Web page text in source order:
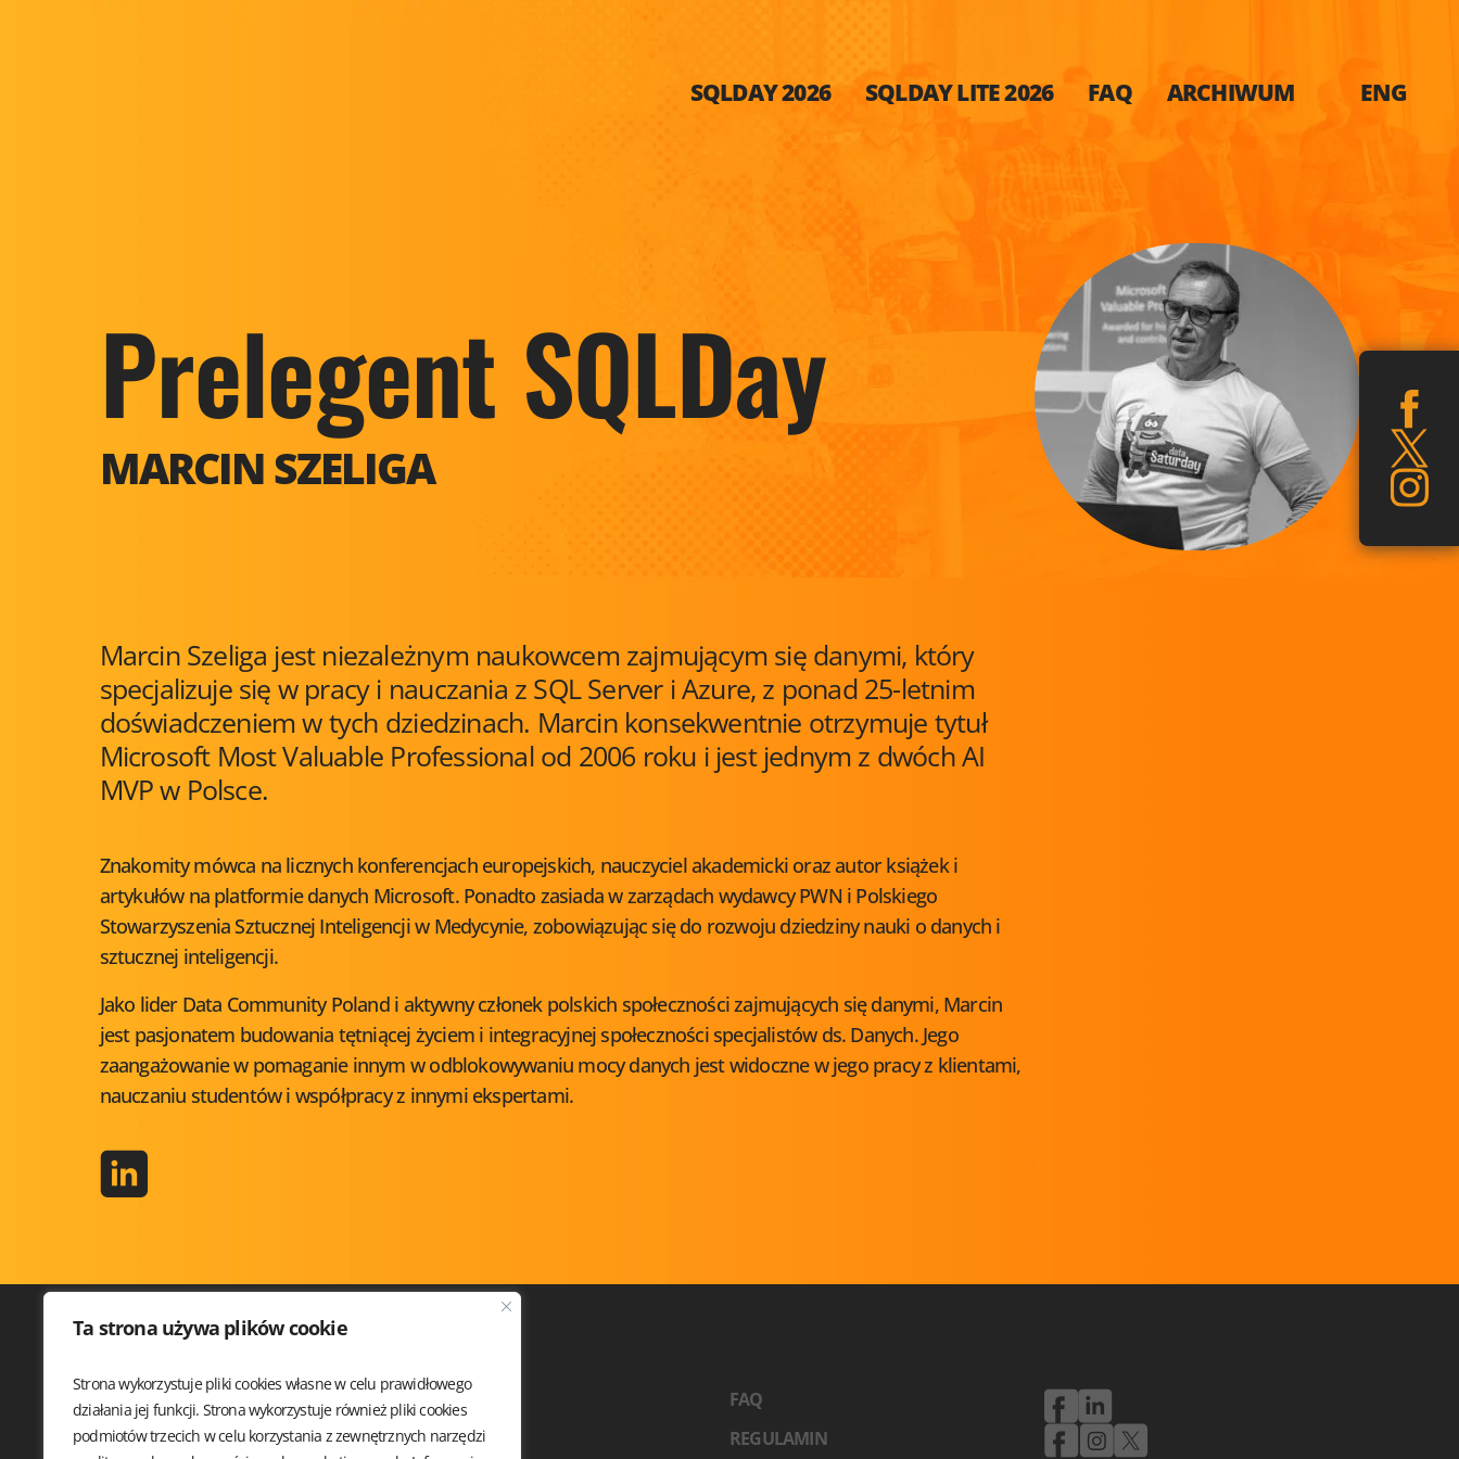
Ta strona używa plików cookie
Strona wykorzystuje pliki cookies własne w celu prawidłowego
działania jej funkcji. Strona wykorzystuje również pliki cookies
podmiotów trzecich w celu korzystania z zewnętrznych narzędzi
SQLDAY 2026 SQLDAY LITE 2026 FAQ ARCHIWUM ENG
Prelegent SQLDay
MARCIN SZELIGA
Marcin Szeliga jest niezależnym naukowcem zajmującym się danymi, który
specjalizuje się w pracy i nauczania z SQL Server i Azure, z ponad 25-letnim
doświadczeniem w tych dziedzinach. Marcin konsekwentnie otrzymuje tytuł
Microsoft Most Valuable Professional od 2006 roku i jest jednym z dwóch AI
MVP w Polsce.
Znakomity mówca na licznych konferencjach europejskich, nauczyciel akademicki oraz autor książek i
artykułów na platformie danych Microsoft. Ponadto zasiada w zarządach wydawcy PWN i Polskiego
Stowarzyszenia Sztucznej Inteligencji w Medycynie, zobowiązując się do rozwoju dziedziny nauki o danych i
sztucznej inteligencji.
Jako lider Data Community Poland i aktywny członek polskich społeczności zajmujących się danymi, Marcin
jest pasjonatem budowania tętniącej życiem i integracyjnej społeczności specjalistów ds. Danych. Jego
zaangażowanie w pomaganie innym w odblokowywaniu mocy danych jest widoczne w jego pracy z klientami,
nauczaniu studentów i współpracy z innymi ekspertami.
SQLDAY 2026
WARSZTATY
PRELEGENCI
FAQ
REGULAMIN